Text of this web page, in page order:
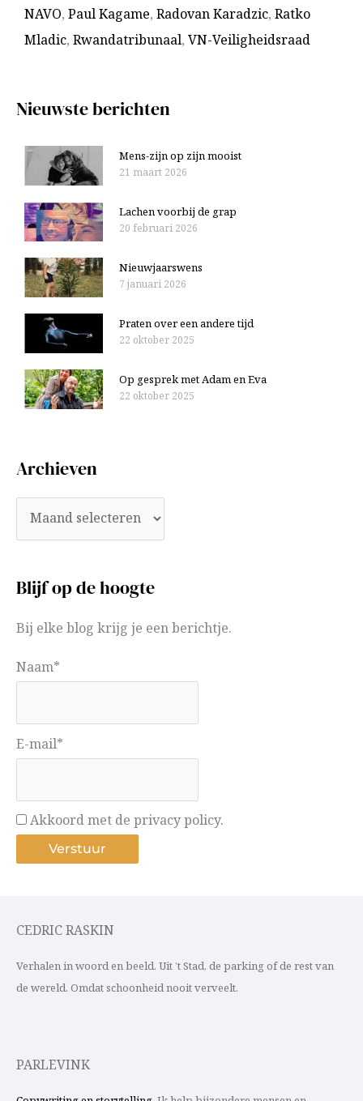
NAVO, Paul Kagame, Radovan Karadzic, Ratko
Mladic, Rwandatribunaal, VN-Veiligheidsraad
Nieuwste berichten
Mens-zijn op zijn mooist
21 maart 2026
Lachen voorbij de grap
20 februari 2026
Nieuwjaarswens
7 januari 2026
Praten over een andere tijd
22 oktober 2025
Op gesprek met Adam en Eva
22 oktober 2025
Archieven
Blijf op de hoogte
Bij elke blog krijg je een berichtje.
Naam*
E-mail*
Akkoord met de privacy policy.
CEDRIC RASKIN
Verhalen in woord en beeld. Uit ’t Stad, de parking of de rest van
de wereld. Omdat schoonheid nooit verveelt.
PARLEVINK